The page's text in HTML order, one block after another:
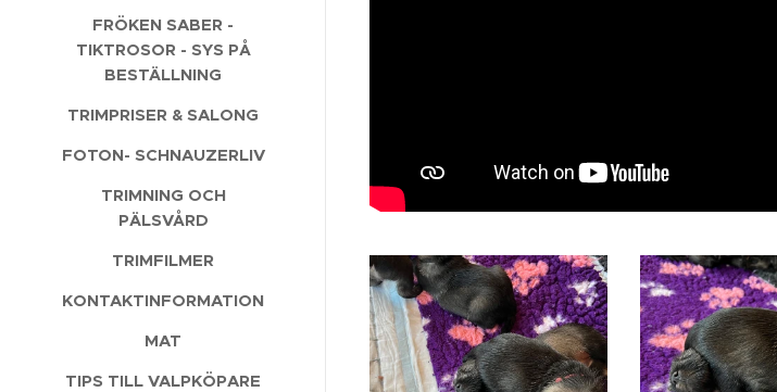
FRÖKEN SABER -
TIKTROSOR - SYS PÅ
BESTÄLLNING
TRIMPRISER & SALONG
FOTON- SCHNAUZERLIV
TRIMNING OCH
PÄLSVÅRD
TRIMFILMER
KONTAKTINFORMATION
MAT
TIPS TILL VALPKÖPARE